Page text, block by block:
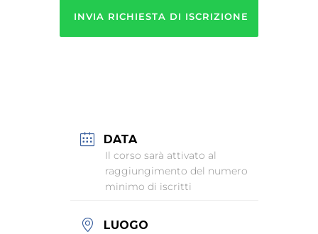
robot!
DATA
Il corso sarà attivato al
raggiungimento del numero
minimo di iscritti
LUOGO